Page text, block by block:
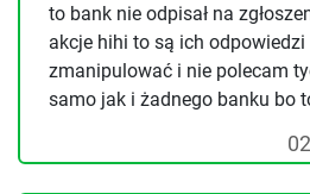
to bank nie odpisał na
akcje hihi to są ich odpowiedzi
zmanipulować i nie polecam
samo jak i żadnego banku bo